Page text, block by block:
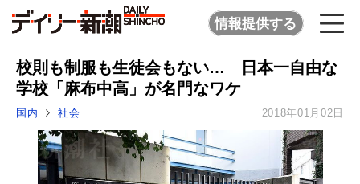
情報提供する
校則も制服も生徒会もない… 日本一自由な
学校「麻布中高」が名門なワケ
国内 社会 2018年01月02日